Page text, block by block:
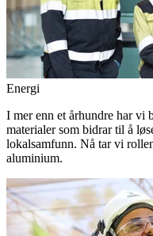
Energi
I mer enn et århundre har vi
materialer som bidrar til å
lokalsamfunn. Nå tar vi
aluminium.